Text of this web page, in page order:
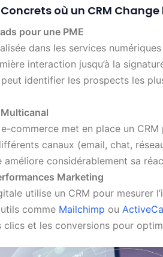
où un CRM
pour une PME
dans les services
interaction jusqu’à la
peut identifier les prospects les
commerce met en place un
canaux (email, chat,
améliore considérablement sa
Marketing
utilise un CRM pour mesurer
comme Mailchimp ou
clics et les conversions pour